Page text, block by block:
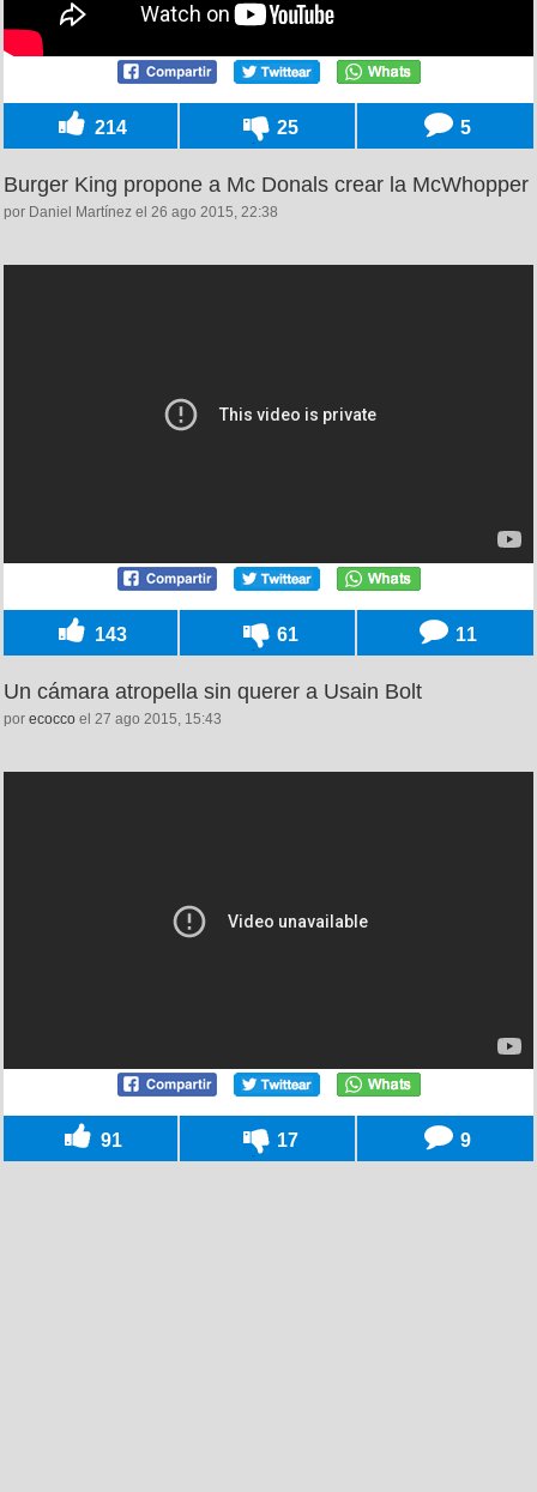
214 25 5
Burger King propone a Mc Donals crear la McWhopper
por Daniel Martínez el 26 ago 2015, 22:38
143 61 11
Un cámara atropella sin querer a Usain Bolt
por ecocco el 27 ago 2015, 15:43
91 17 9